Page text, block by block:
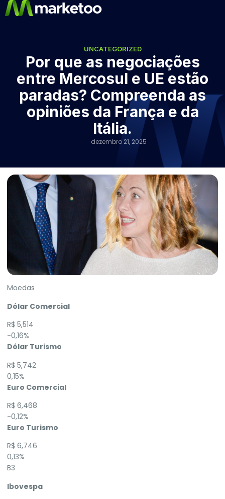
UNCATEGORIZED
Por que as negociações
entre Mercosul e UE estão
paradas? Compreenda as
opiniões da França e da
Itália.
dezembro 21, 2025
Moedas
Dólar Comercial
R$ 5,514
-0,16%
Dólar Turismo
R$ 5,742
0,15%
Euro Comercial
R$ 6,468
-0,12%
Euro Turismo
R$ 6,746
0,13%
B3
Ibovespa